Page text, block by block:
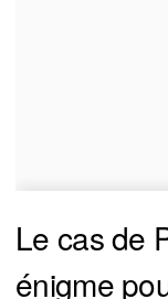
Le cas de
énigme